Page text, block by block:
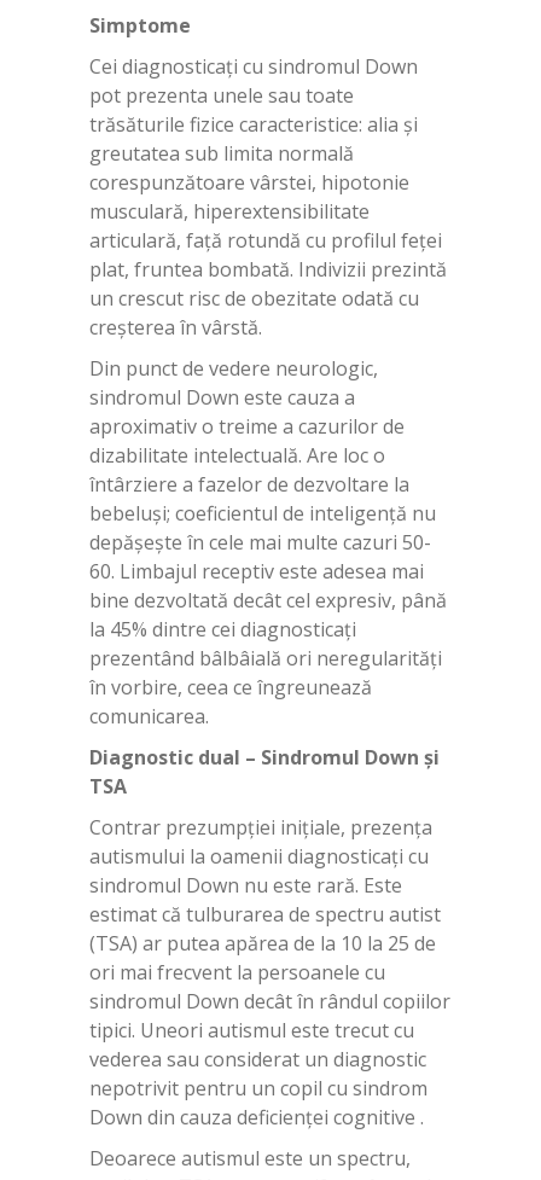
Simptome
Cei diagnosticați cu sindromul Down
pot prezenta unele sau toate
trăsăturile fizice caracteristice: alia și
greutatea sub limita normală
corespunzătoare vârstei, hipotonie
musculară, hiperextensibilitate
articulară, față rotundă cu profilul feței
plat, fruntea bombată. Indivizii prezintă
un crescut risc de obezitate odată cu
creșterea în vârstă.
Din punct de vedere neurologic,
sindromul Down este cauza a
aproximativ o treime a cazurilor de
dizabilitate intelectuală. Are loc o
întârziere a fazelor de dezvoltare la
bebeluși; coeficientul de inteligență nu
depășește în cele mai multe cazuri 50-
60. Limbajul receptiv este adesea mai
bine dezvoltată decât cel expresiv, până
la 45% dintre cei diagnosticați
prezentând bâlbâială ori neregularități
în vorbire, ceea ce îngreunează
comunicarea.
Diagnostic dual – Sindromul Down și
TSA
Contrar prezumpției inițiale, prezența
autismului la oamenii diagnosticați cu
sindromul Down nu este rară. Este
estimat că tulburarea de spectru autist
(TSA) ar putea apărea de la 10 la 25 de
ori mai frecvent la persoanele cu
sindromul Down decât în rândul copiilor
tipici. Uneori autismul este trecut cu
vederea sau considerat un diagnostic
nepotrivit pentru un copil cu sindrom
Down din cauza deficienței cognitive .
Deoarece autismul este un spectru,